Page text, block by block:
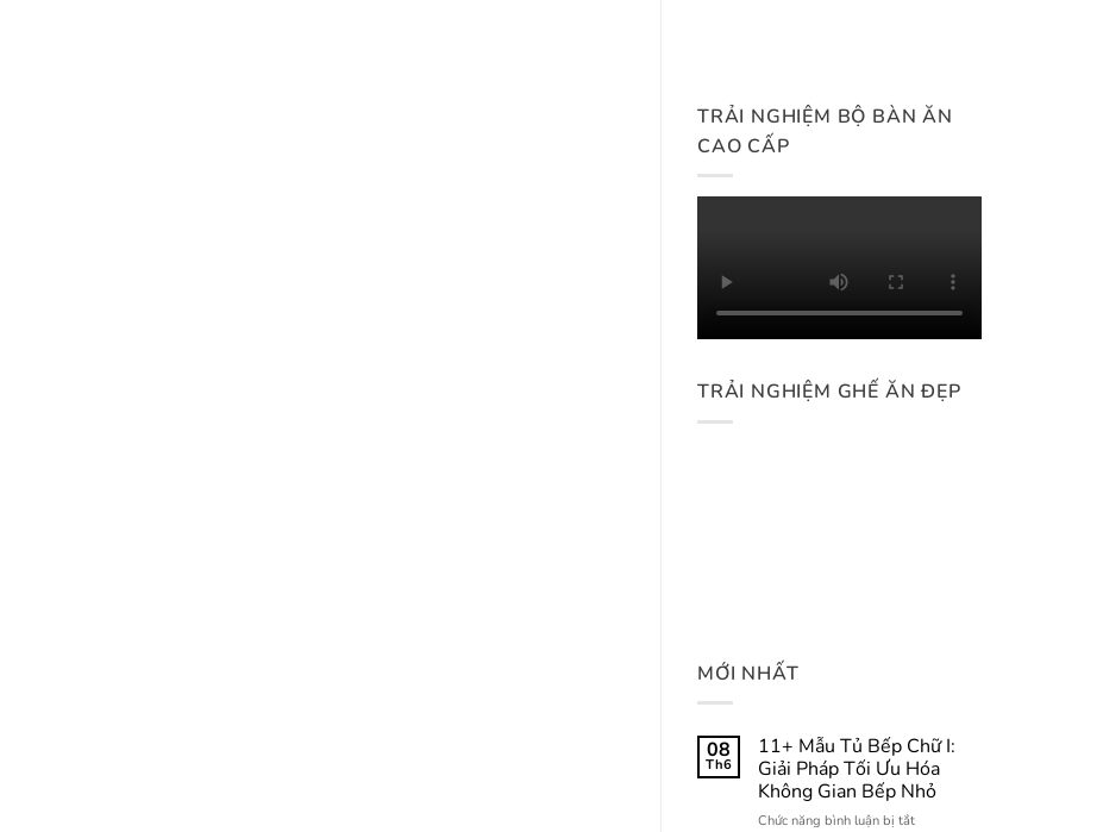
TRẢI NGHIỆM BỘ BÀN ĂN
CAO CẤP
TRẢI NGHIỆM GHẾ ĂN ĐẸP
MỚI NHẤT
08
Th6
11+ Mẫu Tủ Bếp Chữ I:
Giải Pháp Tối Ưu Hóa
Không Gian Bếp Nhỏ
Chức năng bình luận bị tắtở